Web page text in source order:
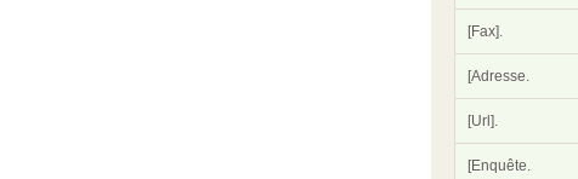
[Fax].
[Adresse.
[Url].
[Enquête.